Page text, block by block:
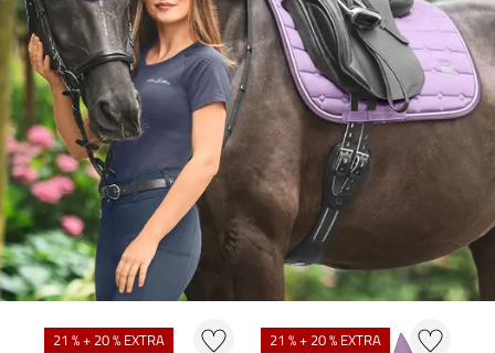
21 % + 20 % EXTRA 21 % + 20 % EXTRA